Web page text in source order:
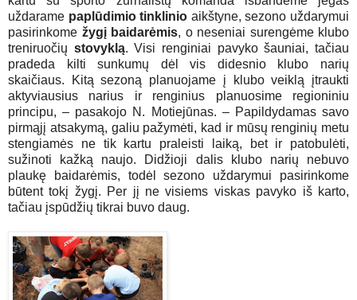
uždarame paplūdimio tinklinio aikštyne, sezono uždarymui
pasirinkome žygį baidarėmis, o neseniai surengėme klubo
treniruočių stovyklą. Visi renginiai pavyko šauniai, tačiau
pradeda kilti sunkumų dėl vis didesnio klubo narių
skaičiaus. Kitą sezoną planuojame į klubo veiklą įtraukti
aktyviausius narius ir renginius planuosime regioniniu
principu, – pasakojo N. Motiejūnas. – Papildydamas savo
pirmąjį atsakymą, galiu pažymėti, kad ir mūsų renginių metu
stengiamės ne tik kartu praleisti laiką, bet ir patobulėti,
sužinoti kažką naujo. Didžioji dalis klubo narių nebuvo
plaukę baidarėmis, todėl sezono uždarymui pasirinkome
būtent tokį žygį. Per jį ne visiems viskas pavyko iš karto,
tačiau įspūdžių tikrai buvo daug.